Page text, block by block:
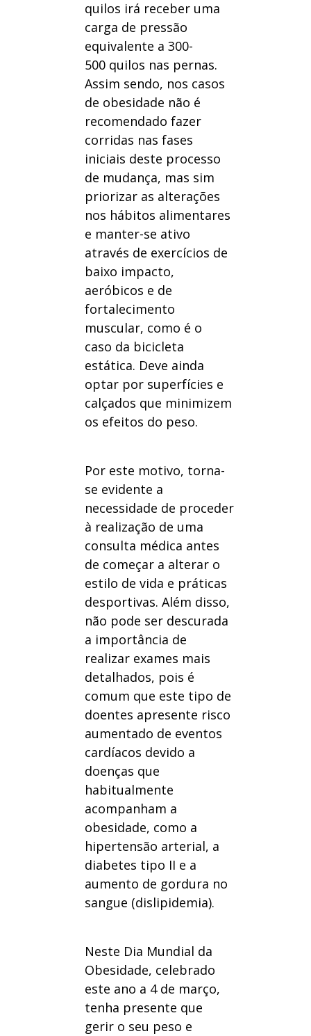
quilos irá receber uma
carga de pressão
equivalente a 300-
500 quilos nas pernas.
Assim sendo, nos casos
de obesidade não é
recomendado fazer
corridas nas fases
iniciais deste processo
de mudança, mas sim
priorizar as alterações
nos hábitos alimentares
e manter-se ativo
através de exercícios de
baixo impacto,
aeróbicos e de
fortalecimento
muscular, como é o
caso da bicicleta
estática. Deve ainda
optar por superfícies e
calçados que minimizem
os efeitos do peso.
Por este motivo, torna-
se evidente a
necessidade de proceder
à realização de uma
consulta médica antes
de começar a alterar o
estilo de vida e práticas
desportivas. Além disso,
não pode ser descurada
a importância de
realizar exames mais
detalhados, pois é
comum que este tipo de
doentes apresente risco
aumentado de eventos
cardíacos devido a
doenças que
habitualmente
acompanham a
obesidade, como a
hipertensão arterial, a
diabetes tipo II e a
aumento de gordura no
sangue (dislipidemia).
Neste Dia Mundial da
Obesidade, celebrado
este ano a 4 de março,
tenha presente que
gerir o seu peso e